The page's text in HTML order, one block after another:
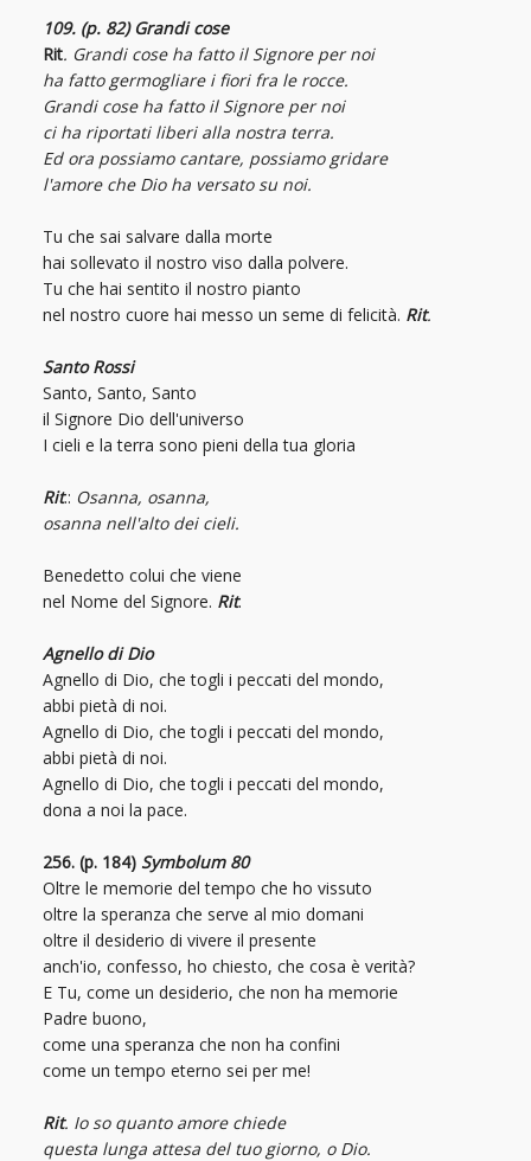
109. (p. 82) Grandi cose
Rit. Grandi cose ha fatto il Signore per noi
ha fatto germogliare i fiori fra le rocce.
Grandi cose ha fatto il Signore per noi
ci ha riportati liberi alla nostra terra.
Ed ora possiamo cantare, possiamo gridare
l'amore che Dio ha versato su noi.
Tu che sai salvare dalla morte
hai sollevato il nostro viso dalla polvere.
Tu che hai sentito il nostro pianto
nel nostro cuore hai messo un seme di felicità. Rit.
Santo Rossi
Santo, Santo, Santo
il Signore Dio dell'universo
I cieli e la terra sono pieni della tua gloria
Rit.: Osanna, osanna,
osanna nell'alto dei cieli.
Benedetto colui che viene
nel Nome del Signore. Rit.
Agnello di Dio
Agnello di Dio, che togli i peccati del mondo,
abbi pietà di noi.
Agnello di Dio, che togli i peccati del mondo,
abbi pietà di noi.
Agnello di Dio, che togli i peccati del mondo,
dona a noi la pace.
256. (p. 184) Symbolum 80
Oltre le memorie del tempo che ho vissuto
oltre la speranza che serve al mio domani
oltre il desiderio di vivere il presente
anch'io, confesso, ho chiesto, che cosa è verità?
E Tu, come un desiderio, che non ha memorie
Padre buono,
come una speranza che non ha confini
come un tempo eterno sei per me!
Rit. Io so quanto amore chiede
questa lunga attesa del tuo giorno, o Dio.